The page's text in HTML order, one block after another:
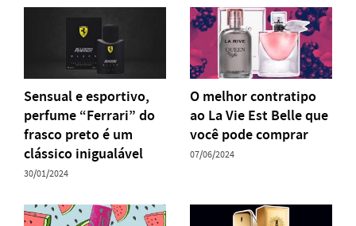
Sensual e esportivo,
perfume “Ferrari” do
frasco preto é um
clássico inigualável
30/01/2024
O melhor contratipo
ao La Vie Est Belle que
você pode comprar
07/06/2024